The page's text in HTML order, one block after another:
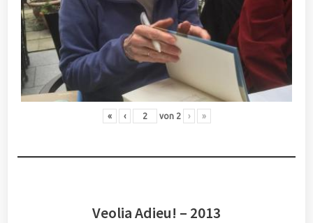
« ‹ von 2 › »
Veolia Adieu! – 2013